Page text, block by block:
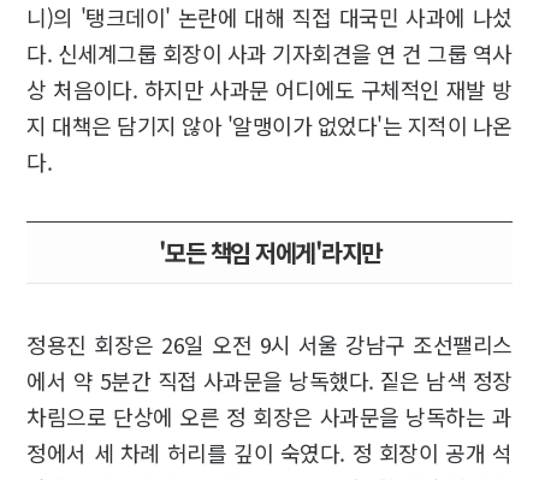
니)의 '탱크데이' 논란에 대해 직접 대국민 사과에 나섰
다. 신세계그룹 회장이 사과 기자회견을 연 건 그룹 역사
상 처음이다. 하지만 사과문 어디에도 구체적인 재발 방
지 대책은 담기지 않아 '알맹이가 없었다'는 지적이 나온
다.
'모든 책임 저에게'라지만
정용진 회장은 26일 오전 9시 서울 강남구 조선팰리스
에서 약 5분간 직접 사과문을 낭독했다. 짙은 남색 정장
차림으로 단상에 오른 정 회장은 사과문을 낭독하는 과
정에서 세 차례 허리를 깊이 숙였다. 정 회장이 공개 석